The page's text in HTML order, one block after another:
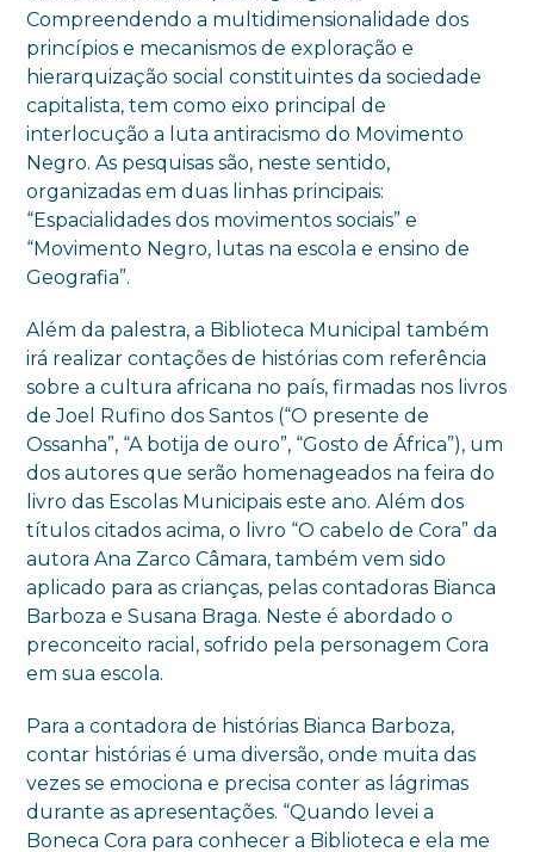
Compreendendo a multidimensionalidade dos
princípios e mecanismos de exploração e
hierarquização social constituintes da sociedade
capitalista, tem como eixo principal de
interlocução a luta antiracismo do Movimento
Negro. As pesquisas são, neste sentido,
organizadas em duas linhas principais:
“Espacialidades dos movimentos sociais” e
“Movimento Negro, lutas na escola e ensino de
Geografia”.
Além da palestra, a Biblioteca Municipal também
irá realizar contações de histórias com referência
sobre a cultura africana no país, firmadas nos livros
de Joel Rufino dos Santos (“O presente de
Ossanha”, “A botija de ouro”, “Gosto de África”), um
dos autores que serão homenageados na feira do
livro das Escolas Municipais este ano. Além dos
títulos citados acima, o livro “O cabelo de Cora” da
autora Ana Zarco Câmara, também vem sido
aplicado para as crianças, pelas contadoras Bianca
Barboza e Susana Braga. Neste é abordado o
preconceito racial, sofrido pela personagem Cora
em sua escola.
Para a contadora de histórias Bianca Barboza,
contar histórias é uma diversão, onde muita das
vezes se emociona e precisa conter as lágrimas
durante as apresentações. “Quando levei a
Boneca Cora para conhecer a Biblioteca e ela me